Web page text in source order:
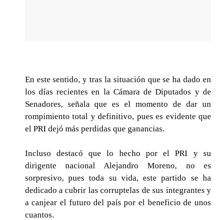
En este sentido, y tras la situación que se ha dado en
los días recientes en la Cámara de Diputados y de
Senadores, señala que es el momento de dar un
rompimiento total y definitivo, pues es evidente que
el PRI dejó más perdidas que ganancias.
Incluso destacó que lo hecho por el PRI y su
dirigente nacional Alejandro Moreno, no es
sorpresivo, pues toda su vida, este partido se ha
dedicado a cubrir las corruptelas de sus integrantes y
a canjear el futuro del país por el beneficio de unos
cuantos.